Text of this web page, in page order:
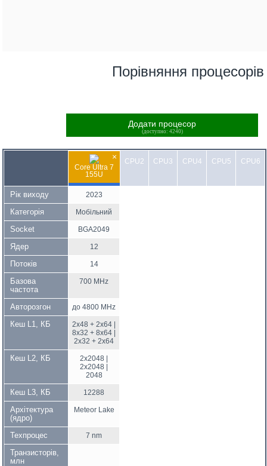
Порівняння процесорів
Додати процесор
(доступно: 4240)
×
Core Ultra 7
155U
CPU2 CPU3 CPU4 CPU5 CPU6
Рік виходу 2023
Категорія Мобільний
Socket BGA2049
Ядер 12
Потоків 14
Базова
частота
700 MHz
Авторозгон до 4800 MHz
Кеш L1, КБ
2x48 + 2x64 |
8x32 + 8x64 |
2x32 + 2x64
Кеш L2, КБ
2x2048 |
2x2048 |
2048
Кеш L3, КБ 12288
Архітектура
(ядро)
Meteor Lake
Техпроцес 7 nm
Транзисторів,
млн